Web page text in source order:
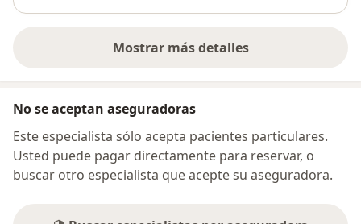
Mostrar más detalles
sobre la dirección
No se aceptan aseguradoras
Este especialista sólo acepta pacientes particulares.
Usted puede pagar directamente para reservar, o
buscar otro especialista que acepte su aseguradora.